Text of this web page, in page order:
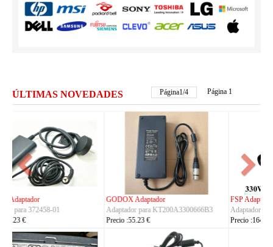
ÚLTIMAS NOVEDADES Página2/4 Página 1
FSP Adaptador
Adaptador para FSP330-ACAU3
Precio :164.23 €
HUAWEI Adaptador
Adaptador para S190126D1D
Precio :40.23 €